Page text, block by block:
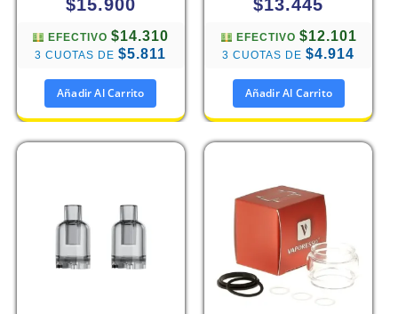
$15.900
EFECTIVO$14.310
3 CUOTAS DE$5.811
Añadir Al Carrito
$13.445
EFECTIVO $12.101
3 CUOTAS DE$4.914
Añadir Al Carrito